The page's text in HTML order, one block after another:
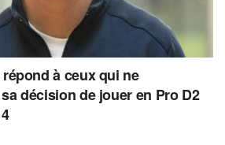
à ceux qui ne
décision de jouer en Pro D2